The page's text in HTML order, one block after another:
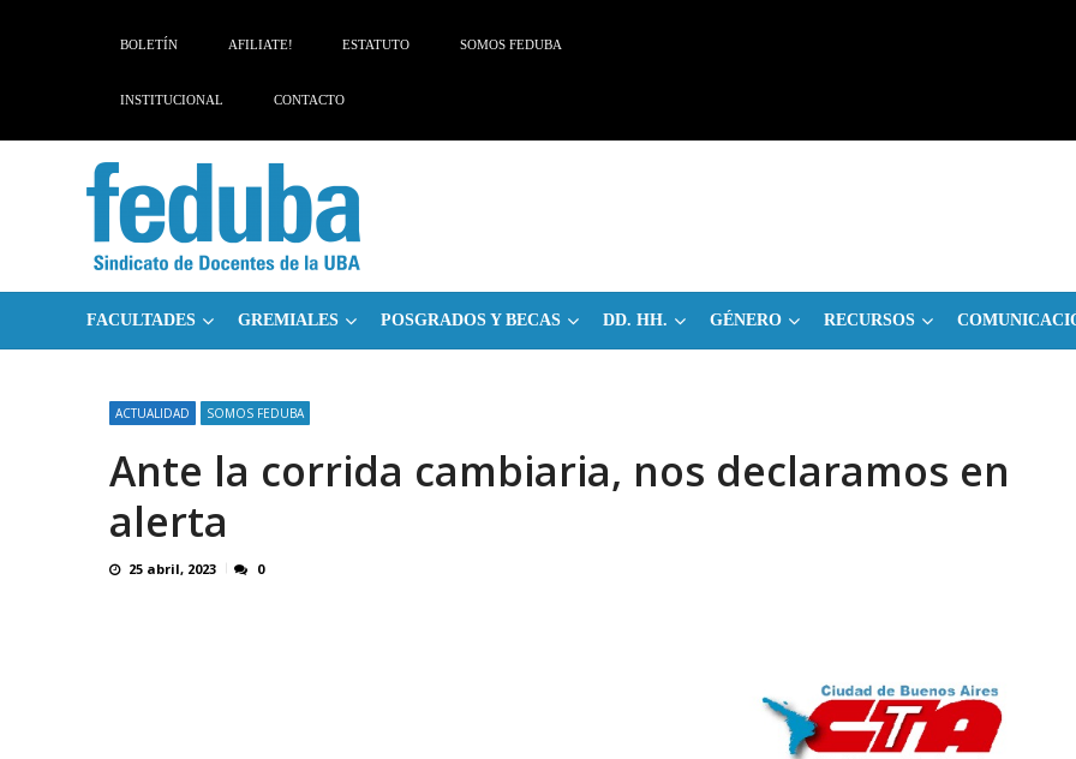
BOLETÍN AFILIATE! ESTATUTO SOMOS FEDUBA
INSTITUCIONAL CONTACTO
FACULTADES GREMIALES POSGRADOS Y BECAS DD. HH. GÉNERO RECURSOS
ACTUALIDAD SOMOS FEDUBA
Ante la corrida cambiaria, nos declaramos en
alerta
25 abril, 2023 0